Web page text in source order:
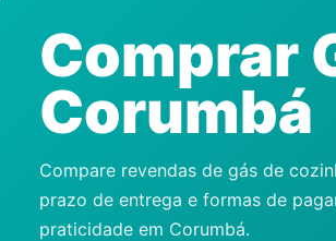
Revendedor
Notícias
Gás
Comprar
Corumbá
Compare revendas de gás de
prazo de entrega e formas de
praticidade em Corumbá.